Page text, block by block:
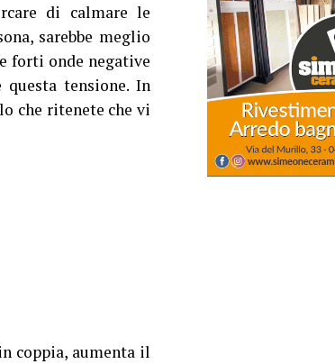
di calmare le
sarebbe meglio
forti onde negative
tensione. In
che ritenete che vi
coppia, aumenta il